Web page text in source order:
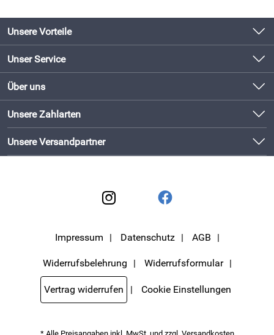
Unsere Vorteile
Produkte original und direkt vom Hersteller
Bewährte Qualität
Bestellen und direkt beim Hersteller abholen!
Unser Service
Kontakt
Newsletter
Lieferbedingungen
Kundenlogin
Über uns
Unsere Bestseller
Neu
Unsere Zahlarten
Unsere Versandpartner
Impressum Datenschutz AGB
Widerrufsbelehrung Widerrufsformular
Vertrag widerrufen Cookie Einstellungen